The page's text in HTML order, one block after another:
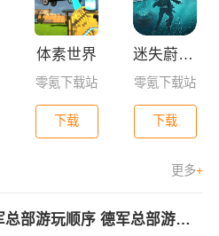
体素世界
零氪下载站
下载
迷失蔚蓝0.1折版
零氪下载站
下载
更多+
德军总部游玩顺序 德军总部游玩顺序三部曲顺序